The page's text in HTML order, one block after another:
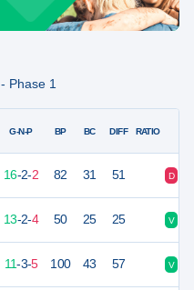
Phase 1
G-N-P BP BC DIFF RATIO
16-2-2 82 31 51 D
13-2-4 50 25 25 V
11-3-5 100 43 57 V